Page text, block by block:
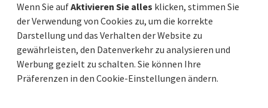
Wohnung in ruhiger Lage nahe dem Zentrum
Preis375 000 € Entfernung vom meer
250 m
Gesamtfläche
83 m² Gemeindeteil
Mali Lošinj
Wenn Sie aufAktivieren Sie alles klicken, stimmen Sie
der Verwendung von Cookies zu, um die korrekte
Darstellung und das Verhalten der Website zu
gewährleisten, den Datenverkehr zu analysieren und
Werbung gezielt zu schalten. Sie können Ihre
Präferenzen in den Cookie-Einstellungen ändern.